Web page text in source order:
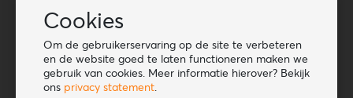
Cookies
Om de gebruikerservaring op de site te verbeteren
en de website goed te laten functioneren maken we
gebruik van cookies. Meer informatie hierover? Bekijk
ons privacy statement.
TikTok
Tools
Lookbook